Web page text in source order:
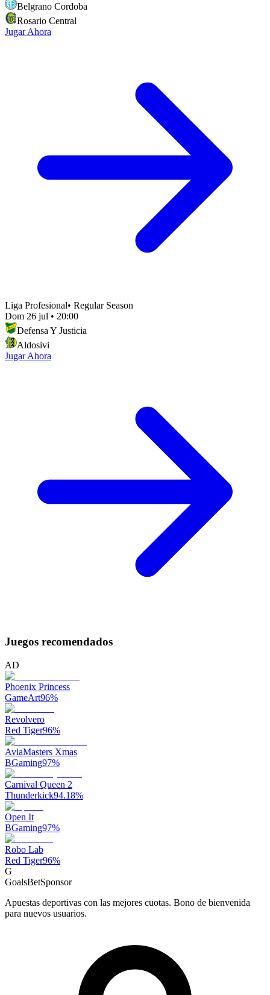
Belgrano Cordoba
Rosario Central
Jugar Ahora
Liga Profesional• Regular Season
Dom 26 jul • 20:00
Defensa Y Justicia
Aldosivi
Jugar Ahora
Juegos recomendados
AD
Phoenix Princess
GameArt96%
Revolvero
Red Tiger96%
AviaMasters Xmas
BGaming97%
Carnival Queen 2
Thunderkick94.18%
Open It
BGaming97%
Robo Lab
Red Tiger96%
G
GoalsBetSponsor
Apuestas deportivas con las mejores cuotas. Bono de bienvenida
para nuevos usuarios.